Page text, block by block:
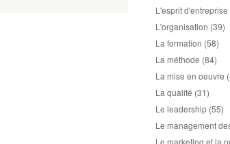
L'esprit d'entreprise
L'organisation (39)
La formation (58)
La méthode (84)
La mise en oeuvre
La qualité (31)
Le leadership (55)
Le management
Le marketing et la